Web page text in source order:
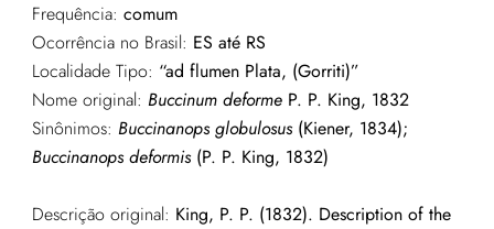
Frequência: comum
Ocorrência no Brasil: ES até RS
Localidade Tipo: “ad flumen Plata, (Gorriti)”
Nome original: Buccinum deformeP. P. King, 1832
Sinônimos: Buccinanopsglobulosus (Kiener, 1834);
Buccinanops deformis(P. P. King, 1832)
Descrição original: King, P. P. (1832). Description of the